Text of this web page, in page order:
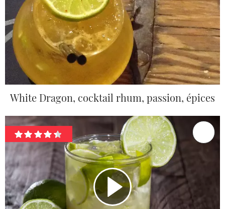
White Dragon, cocktail rhum, passion, épices